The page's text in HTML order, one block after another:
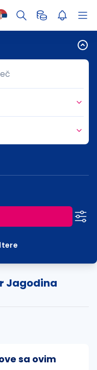
Jagodina
sa ovim